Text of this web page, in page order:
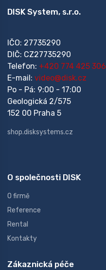
DISK System, s.r.o.
IČO: 27735290
DIČ: CZ27735290
Telefon: +420 774 425 306
E-mail: video@disk.cz
Po - Pá: 9:00 - 17:00
Geologická 2/575
152 00 Praha 5
shop.disksystems.cz
O společnosti DISK
O firmě
Reference
Rental
Kontakty
Zákaznická péče